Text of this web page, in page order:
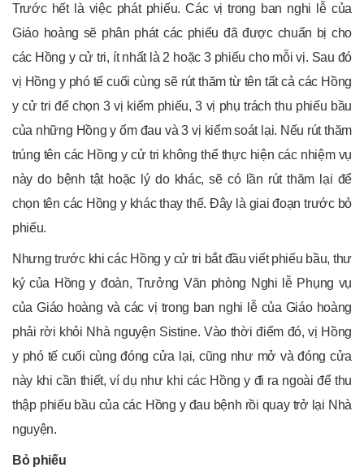
Trước hết là việc phát phiếu. Các vị trong ban nghi lễ của
Giáo hoàng sẽ phân phát các phiếu đã được chuẩn bị cho
các Hồng y cử tri, ít nhất là 2 hoặc 3 phiếu cho mỗi vị. Sau đó
vị Hồng y phó tế cuối cùng sẽ rút thăm từ tên tất cả các Hồng
y cử tri để chọn 3 vị kiểm phiếu, 3 vị phụ trách thu phiếu bầu
của những Hồng y ốm đau và 3 vị kiểm soát lại. Nếu rút thăm
trúng tên các Hồng y cử tri không thể thực hiện các nhiệm vụ
này do bệnh tật hoặc lý do khác, sẽ có lần rút thăm lại để
chọn tên các Hồng y khác thay thế. Đây là giai đoạn trước bỏ
phiếu.
Nhưng trước khi các Hồng y cử tri bắt đầu viết phiếu bầu, thư
ký của Hồng y đoàn, Trưởng Văn phòng Nghi lễ Phụng vụ
của Giáo hoàng và các vị trong ban nghi lễ của Giáo hoàng
phải rời khỏi Nhà nguyện Sistine. Vào thời điểm đó, vị Hồng
y phó tế cuối cùng đóng cửa lại, cũng như mở và đóng cửa
này khi cần thiết, ví dụ như khi các Hồng y đi ra ngoài để thu
thập phiếu bầu của các Hồng y đau bệnh rồi quay trở lại Nhà
nguyện.
Bỏ phiếu